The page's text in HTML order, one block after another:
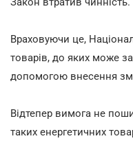
Враховуючи це,
товарів, до яких може
допомогою внесення
Відтепер вимога не
таких енергетичних